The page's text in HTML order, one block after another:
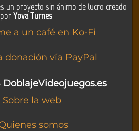
un proyecto sin ánimo de lucro creado
porYova Turnes
a un café en Ko-Fi
donación vía PayPal
DoblajeVideojuegos.es
Sobre la web
somos